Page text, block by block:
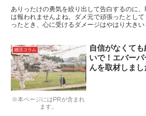
ありったけの勇気を絞り出して告白するのに
は報われませんよね。ダメ元で頑張ったとし
ったとき、心に受けるダメージはやはり大き
※本ページにはPRが含まれ
ます。
婚活コラム
自信がなくて
いで！エバー
んを取材しまし